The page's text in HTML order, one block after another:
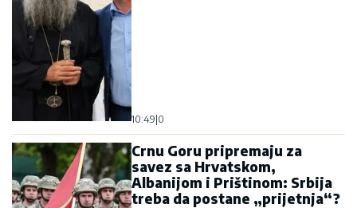
10:49|0
Crnu Goru pripremaju za
savez sa Hrvatskom,
Albanijom i Prištinom: Srbija
treba da postane „prijetnja“?